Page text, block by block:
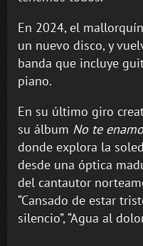
En 2024, el
un nuevo disco, y
banda que incluye
piano.
En su último giro
su álbum No te
donde explora la
desde una óptica
del cantautor
“Cansado de estar
silencio”, “Agua al